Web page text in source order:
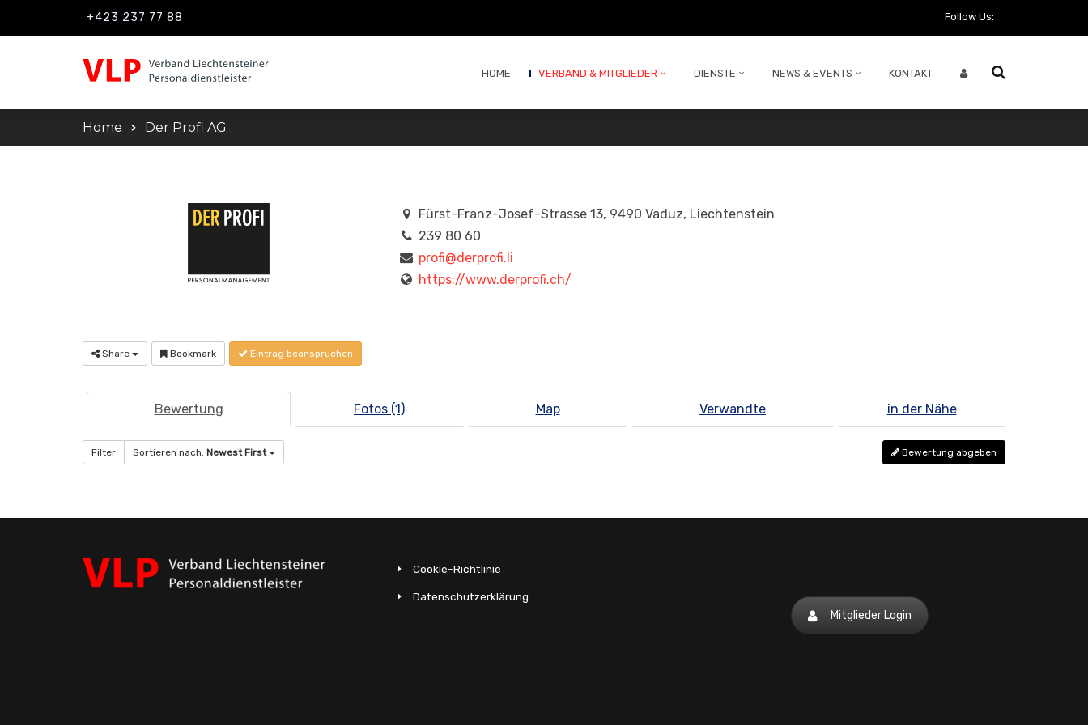
+423 237 77 88 Follow Us:
HOME VERBAND & MITGLIEDER DIENSTE NEWS & EVENTS KONTAKT
Home Der Profi AG
Fürst-Franz-Josef-Strasse 13, 9490 Vaduz, Liechtenstein
239 80 60
profi@derprofi.li
https://www.derprofi.ch/
Share Bookmark Eintrag beanspruchen
Bewertung Fotos (1) Map Verwandte in der Nähe
Filter Sortieren nach: Newest First Bewertung abgeben
Cookie-Richtlinie
Datenschutzerklärung
Mitglieder Login